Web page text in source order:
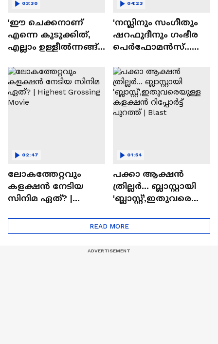
'ഈ ചെക്കനാണ്
എന്നെ കുടുക്കിത്,
എല്ലാം ഉള്ളീൽന്നങ്ങ്
സിനിമയിലെ
'അമ്മമ്മ' ഡോളി
ജൂൺ | Balan
03:30
'നസ്ലിനും സംഗീതും
ഷറഫുദീനും ഗംഭീര
പെർഫോമൻസ്...
ടൈംസ്' | Mollywood
Times
04:23
ലോകത്തേറ്റവും
കളക്ഷൻ നേടിയ
സിനിമ ഏത്? |
02:47
പക്കാ ആക്ഷൻ
ത്രില്ലർ... ബ്ലാസ്റ്റായി
'ബ്ലാസ്റ്റ്',ഇതുവരെയു
റിപ്പോർട്ട് പുറത്ത് |
Blast
01:54
READ MORE